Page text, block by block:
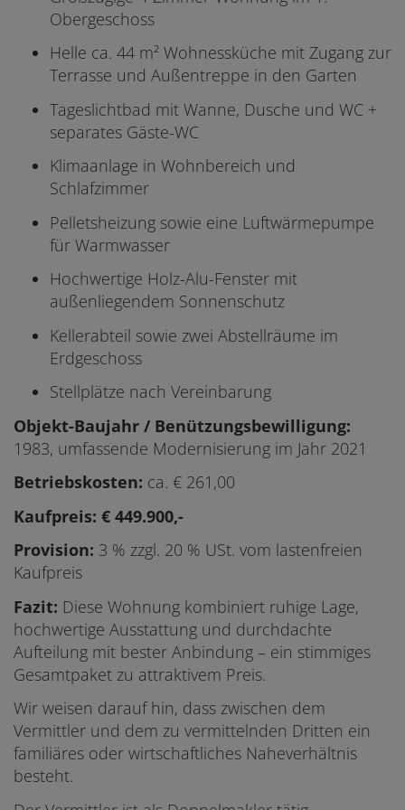
Obergeschoss
Helle ca. 44 m² Wohnessküche mit Zugang zur
Terrasse und Außentreppe in den Garten
Tageslichtbad mit Wanne, Dusche und WC +
separates Gäste-WC
Klimaanlage in Wohnbereich und
Schlafzimmer
Pelletsheizung sowie eine Luftwärmepumpe
für Warmwasser
Hochwertige Holz-Alu-Fenster mit
außenliegendem Sonnenschutz
Kellerabteil sowie zwei Abstellräume im
Erdgeschoss
Stellplätze nach Vereinbarung
Objekt-Baujahr / Benützungsbewilligung:
1983, umfassende Modernisierung im Jahr 2021
Betriebskosten: ca. € 261,00
Kaufpreis: € 449.900,-
Provision: 3 % zzgl. 20 % USt. vom lastenfreien
Kaufpreis
Fazit: Diese Wohnung kombiniert ruhige Lage,
hochwertige Ausstattung und durchdachte
Aufteilung mit bester Anbindung – ein stimmiges
Gesamtpaket zu attraktivem Preis.
Wir weisen darauf hin, dass zwischen dem
Vermittler und dem zu vermittelnden Dritten ein
familiäres oder wirtschaftliches Naheverhältnis
besteht.